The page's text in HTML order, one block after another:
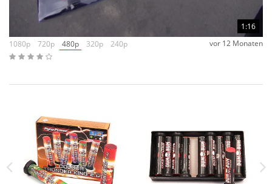
1:16
1080p
720p 480p 320p 240p vor 12 Monaten